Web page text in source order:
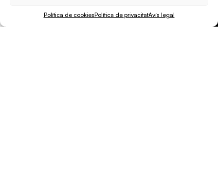
Política de cookiesPolítica de privacitatAvís legal